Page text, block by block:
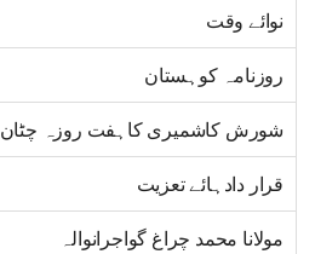
نوائے وقت
روزنامہ کوہستان
شورش کاشمیری کاہفت روزہ چٹان
قرار دادہائے تعزیت
مولانا محمد چراغ گواجرانوالہ